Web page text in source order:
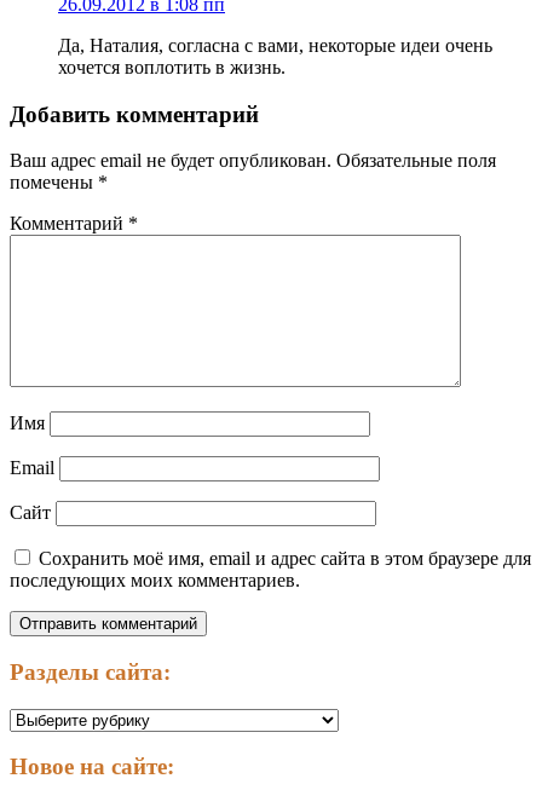
Да, Наталия, согласна с вами, некоторые идеи очень
хочется воплотить в жизнь.
Добавить комментарий
Ваш адрес email не будет опубликован. Обязательные поля
помечены *
Комментарий *
Имя
Email
Сайт
Сохранить моё имя, email и адрес сайта в этом браузере для
последующих моих комментариев.
Разделы сайта:
Разделы
Новое на сайте: